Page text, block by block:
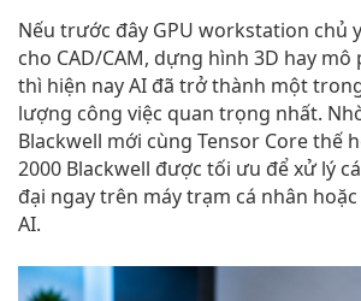
Nếu trước đây GPU workstation chủ
cho CAD/CAM, dựng hình 3D hay
thì hiện nay AI đã trở thành một
lượng công việc quan trọng nhất.
Blackwell mới cùng Tensor Core thế
2000 Blackwell được tối ưu để xử lý
đại ngay trên máy trạm cá nhân
AI.